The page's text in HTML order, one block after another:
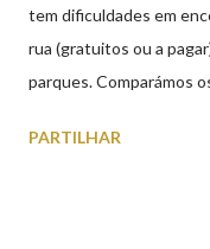
tem dificuldades em
rua (gratuitos ou a
parques. Comparámos
subterrâneos) perto do
PARTILHAR